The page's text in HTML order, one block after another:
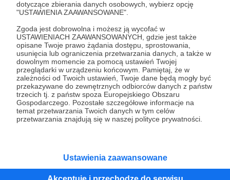
dotyczące zbierania danych osobowych, wybierz opcję
"USTAWIENIA ZAAWANSOWANE".
Zgoda jest dobrowolna i możesz ją wycofać w
USTAWIENIACH ZAAWANSOWANYCH, gdzie jest także
opisane Twoje prawo żądania dostępu, sprostowania,
usunięcia lub ograniczenia przetwarzania danych, a także w
dowolnym momencie za pomocą ustawień Twojej
przeglądarki w urządzeniu końcowym. Pamiętaj, że w
zależności od Twoich ustawień, Twoje dane będą mogły być
przekazywane do zewnętrznych odbiorców danych z państw
trzecich tj. z państw spoza Europejskiego Obszaru
Gospodarczego. Pozostałe szczegółowe informacje na
temat przetwarzania Twoich danych w tym celów
przetwarzania znajdują się w naszej polityce prywatności.
Ustawienia zaawansowane
Kategorie
O Patronite
Dodatkowe produkty
Pomoc
RegulaminPolityka prywatnościPatronite Commons